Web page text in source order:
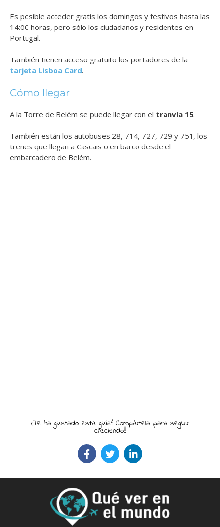
Es posible acceder gratis los domingos y festivos hasta las
14:00 horas, pero sólo los ciudadanos y residentes en
Portugal.
También tienen acceso gratuito los portadores de la
tarjeta Lisboa Card.
Cómo llegar
A la Torre de Belém se puede llegar con el tranvía 15.
También están los autobuses 28, 714, 727, 729 y 751, los
trenes que llegan a Cascais o en barco desde el
embarcadero de Belém.
¿Te ha gustado esta guía? Compártela para seguir
creciendo!!